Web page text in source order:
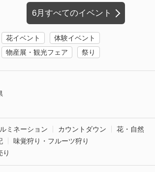
6月すべてのイベント
花イベント
体験イベント
物産展・観光フェア
祭り
ミネーション カウントダウン
花・自然
味覚狩り・フルーツ狩り
り